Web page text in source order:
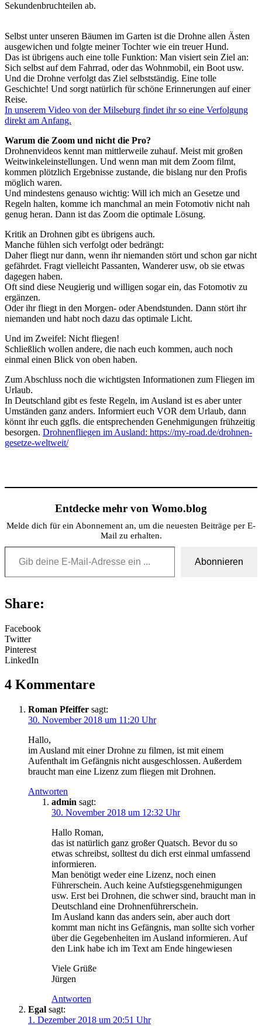
Sekundenbruchteilen ab.
Selbst unter unseren Bäumen im Garten ist die Drohne allen Ästen
ausgewichen und folgte meiner Tochter wie ein treuer Hund.
Das ist übrigens auch eine tolle Funktion: Man visiert sein Ziel an:
Sich selbst auf dem Fahrrad, oder das Wohnmobil, ein Boot usw.
Und die Drohne verfolgt das Ziel selbstständig. Eine tolle
Geschichte! Und sorgt natürlich für schöne Erinnerungen auf einer
Reise.
In unserem Video von der Milseburg findet ihr so eine Verfolgung
direkt am Anfang.
Warum die Zoom und nicht die Pro?
Drohnenvideos kennt man mittlerweile zuhauf. Meist mit großen
Weitwinkeleinstellungen. Und wenn man mit dem Zoom filmt,
kommen plötzlich Ergebnisse zustande, die bislang nur den Profis
möglich waren.
Und mindestens genauso wichtig: Will ich mich an Gesetze und
Regeln halten, komme ich manchmal an mein Fotomotiv nicht nah
genug heran. Dann ist das Zoom die optimale Lösung.
Kritik an Drohnen gibt es übrigens auch.
Manche fühlen sich verfolgt oder bedrängt:
Daher fliegt nur dann, wenn ihr niemanden stört und schon gar nicht
gefährdet. Fragt vielleicht Passanten, Wanderer usw, ob sie etwas
dagegen haben.
Oft sind diese Neugierig und willigen sogar ein, das Fotomotiv zu
ergänzen.
Oder ihr fliegt in den Morgen- oder Abendstunden. Dann stört ihr
niemanden und habt noch dazu das optimale Licht.
Und im Zweifel: Nicht fliegen!
Schließlich wollen andere, die nach euch kommen, auch noch
einmal einen Blick von oben haben.
Zum Abschluss noch die wichtigsten Informationen zum Fliegen im
Urlaub.
In Deutschland gibt es feste Regeln, im Ausland ist es aber unter
Umständen ganz anders. Informiert euch VOR dem Urlaub, dann
könnt ihr euch ggfls. die entsprechenden Genehmigungen frühzeitig
besorgen. Drohnenfliegen im Ausland: https://my-road.de/drohnen-
gesetze-weltweit/
Entdecke mehr von Womo.blog
Melde dich für ein Abonnement an, um die neuesten Beiträge per E-
Mail zu erhalten.
Gib deine E-Mail-Adresse ein ...
Abonnieren
Share:
Facebook
Twitter
Pinterest
LinkedIn
4 Kommentare
Roman Pfeiffer sagt:
30. November 2018 um 11:20 Uhr
Hallo,
im Ausland mit einer Drohne zu filmen, ist mit einem
Aufenthalt im Gefängnis nicht ausgeschlossen. Außerdem
braucht man eine Lizenz zum fliegen mit Drohnen.
Antworten
admin sagt:
30. November 2018 um 12:32 Uhr
Hallo Roman,
das ist natürlich ganz großer Quatsch. Bevor du so
etwas schreibst, solltest du dich erst einmal umfassend
informieren.
Man benötigt weder eine Lizenz, noch einen
Führerschein. Auch keine Aufstiegsgenehmigungen
usw. Erst bei Drohnen, die schwer sind, braucht man in
Deutschland eine Drohnenführerschein.
Im Ausland kann das anders sein, aber auch dort
kommt man nicht ins Gefängnis, man sollte sich vorher
über die Gegebenheiten im Ausland informieren. Auf
den Link habe ich im Text am Ende hingewiesen
Viele Grüße
Jürgen
Antworten
Egal sagt:
1. Dezember 2018 um 20:51 Uhr